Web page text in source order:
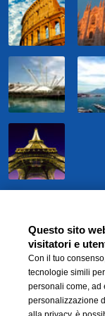
BWH Hotels Italia
Questo sito
visitatori e
Con il tuo
tecnologie simili
personali come, ad
personalizzazione